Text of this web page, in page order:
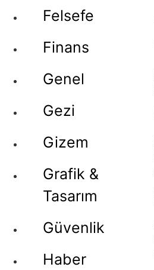
Felsefe
Finans
Genel
Gezi
Gizem
Grafik &
Tasarım
Güvenlik
Haber